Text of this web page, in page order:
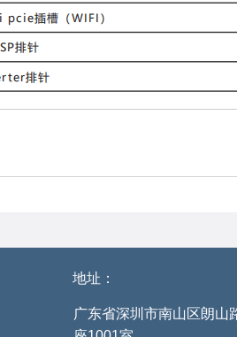
地址：
广东省深圳市南山区朗山